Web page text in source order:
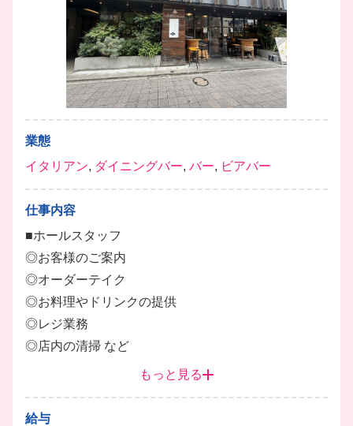
業態
イタリアン, ダイニングバー, バー, ビアバー
仕事内容
■ホールスタッフ
◎お客様のご案内
◎オーダーテイク
◎お料理やドリンクの提供
◎レジ業務
◎店内の清掃 など
◎調理補助
もっと見る
給与